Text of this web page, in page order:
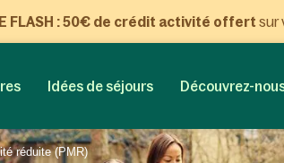
FLASH : 50€ de crédit activité offert sur
Idées de séjours Découvrez-
réduite (PMR)